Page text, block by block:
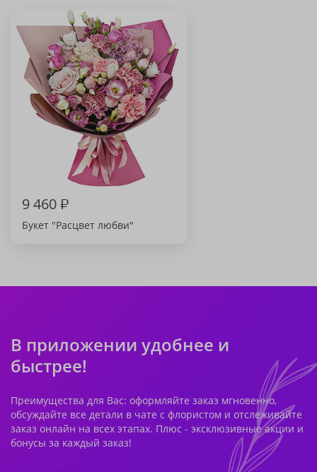
9 460₽
Букет "Расцвет любви"
В приложении удобнее и
быстрее!
Преимущества для Вас: оформляйте заказ мгновенно,
обсуждайте все детали в чате с флористом и отслеживайте
заказ онлайн на всех этапах. Плюс - эксклюзивные акции и
бонусы за каждый заказ!